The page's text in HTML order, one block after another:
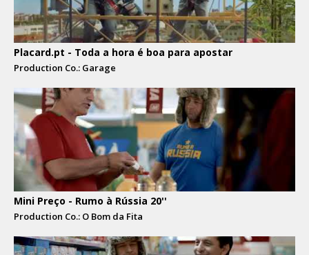
Placard.pt - Toda a hora é boa para apostar
Production Co.: Garage
Mini Preço - Rumo à Rússia 20''
Production Co.: O Bom da Fita